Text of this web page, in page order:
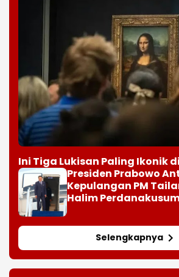
Ini Tiga Lukisan Paling Ikonik
Presiden Prabowo
Kepulangan PM
Halim
Selengkapnya